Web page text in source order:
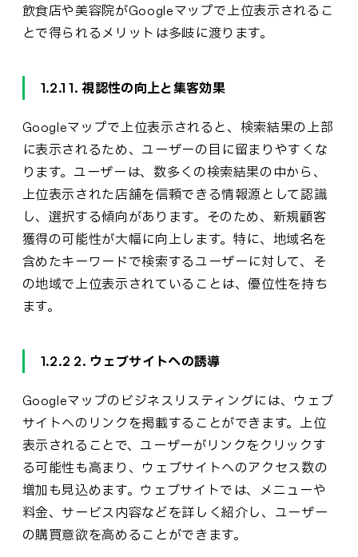
飲食店や美容院がGoogleマップで上位表示されるこ
とで得られるメリットは多岐に渡ります。
1.2.1 1. 視認性の向上と集客効果
Googleマップで上位表示されると、検索結果の上部
に表示されるため、ユーザーの目に留まりやすくな
ります。ユーザーは、数多くの検索結果の中から、
上位表示された店舗を信頼できる情報源として認識
し、選択する傾向があります。そのため、新規顧客
獲得の可能性が大幅に向上します。特に、地域名を
含めたキーワードで検索するユーザーに対して、そ
の地域で上位表示されていることは、優位性を持ち
ます。
1.2.2 2. ウェブサイトへの誘導
Googleマップのビジネスリスティングには、ウェブ
サイトへのリンクを掲載することができます。上位
表示されることで、ユーザーがリンクをクリックす
る可能性も高まり、ウェブサイトへのアクセス数の
増加も見込めます。ウェブサイトでは、メニューや
料金、サービス内容などを詳しく紹介し、ユーザー
の購買意欲を高めることができます。